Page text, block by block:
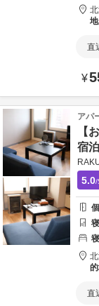
直
¥
アパ
【
宿
5.0/
直